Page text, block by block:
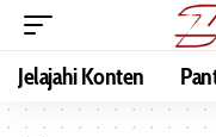
Jelajahi Konten